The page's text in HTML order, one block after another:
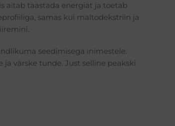
aitab taastada energiat ja toetab
samas kui maltodekstriin ja
seedimisega inimestele.
värske tunde. Just selline peakski